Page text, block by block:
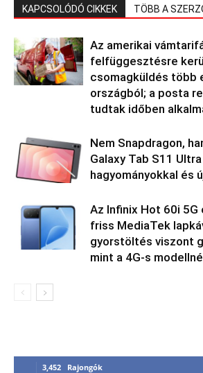
KAPCSOLÓDÓ CIKKEK TÖBB A
Az amerikai
felfüggesztésre
csomagküldés több
országból; a posta
tudtak időben
Nem Snapdragon,
Galaxy Tab S11
hagyományokkal és
Az Infinix Hot 60i 5G
friss MediaTek
gyorstöltés viszont
mint a 4G-s
3,452 Rajongók